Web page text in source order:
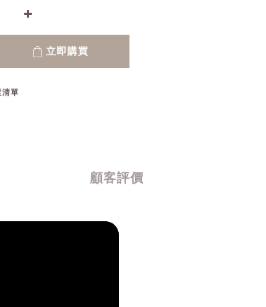
立即購買
單
顧客評價